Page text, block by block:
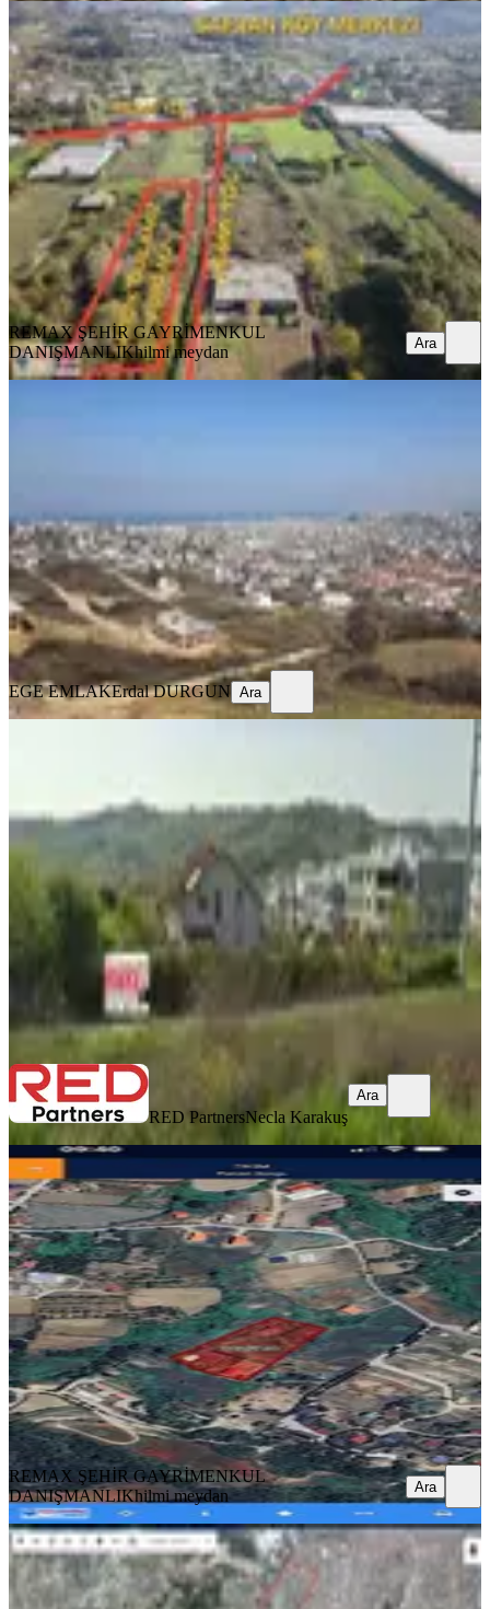
Re/max Şehir Yalova'dan Safran'da
Satılık Tarla
Merkez, Safran Köyü
3390 m²· 3.481/m²· 04.01.2026
11.800.000 ₺
REMAX ŞEHİR GAYRİMENKUL DANIŞMANLIKhilmi
meydan
Ara
REMAX ŞEHİR GAYRİMENKUL
DANIŞMANLIKhilmi meydan Ara
673 m²·19.762/m² ·05.03.2025
13.300.000 ₺
EGE EMLAKErdal DURGUN
Ara
EGE EMLAKErdal DURGUN Ara
Merkez, Safran Köyü
· 15.050/m² 16.02.2026
4.500.000 ₺
RED Partners Necla Karakuş
Ara
RED PartnersNecla Karakuş
Ara
Re/max Şehir'den Yalova Safran'da
Satılık Tarla Hissesi
Merkez, Safran Köyü
360 m²·4.167/m²· 11.04.2026
1.500.000 ₺
REMAX ŞEHİR GAYRİMENKUL DANIŞMANLIKhilmi
meydan
Ara
REMAX ŞEHİR GAYRİMENKUL
DANIŞMANLIKhilmi meydan Ara
Yalova Kadıköy'de Satılık Tarla
Merkez, Merkez Mahallesi